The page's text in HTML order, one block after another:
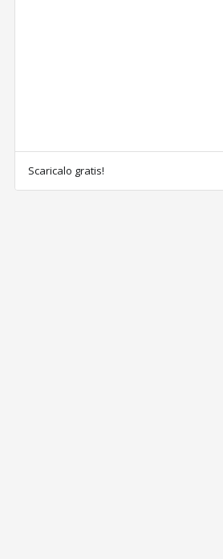
Scaricalo gratis!